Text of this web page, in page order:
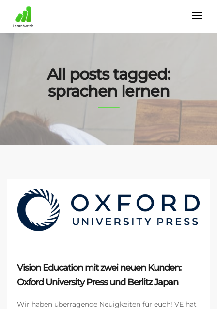
All posts tagged:
sprachen lernen
Vision Education mit zwei neuen Kunden:
Oxford University Press und Berlitz Japan
Wir haben überragende Neuigkeiten für euch! VE hat